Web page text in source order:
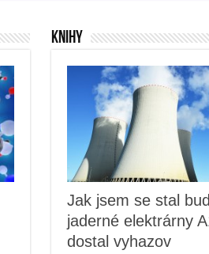
Knihy
Jak jsem se stal
jaderné elektrárny
dostal vyhazov